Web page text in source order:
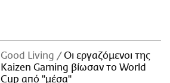
Good Living
Οι εργαζόμενοι της
Kaizen Gaming βίωσαν το World
Cup από "μέσα"